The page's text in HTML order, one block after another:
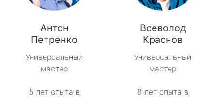
Антон
Петренко
Универсальный
мастер
5 лет опыта в
Всеволод
Краснов
Универсальный
мастер
8 лет опыта в